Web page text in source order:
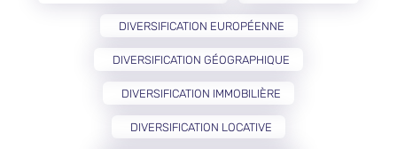
DIVERSIFICATION EUROPÉENNE
DIVERSIFICATION GÉOGRAPHIQUE
DIVERSIFICATION IMMOBILIÈRE
DIVERSIFICATION LOCATIVE